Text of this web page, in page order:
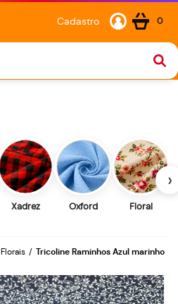
Cadastro 0
Xadrez Oxford Floral
›
Florais Tricoline Raminhos Azul marinho